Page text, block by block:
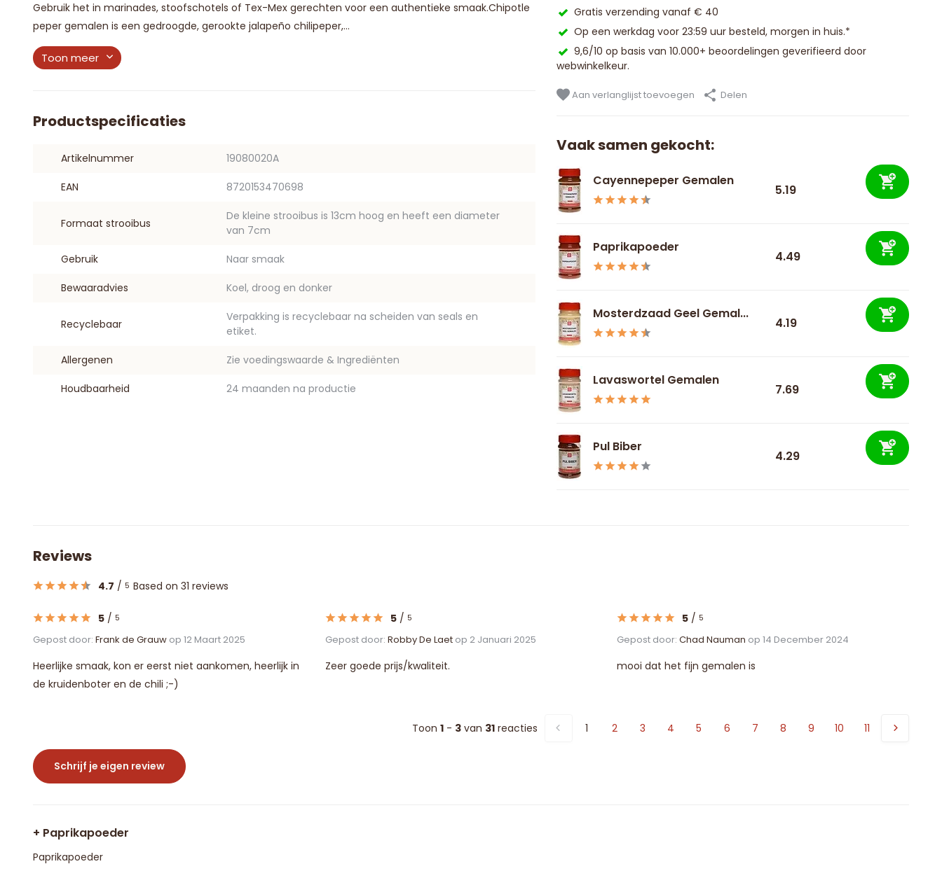
Gebruik het in marinades, stoofschotels of Tex-Mex gerechten voor een authentieke smaak.Chipotle
peper gemalen is een gedroogde, gerookte jalapeño chilipeper,...
Toon meer
Productspecificaties
Artikelnummer 19080020A
EAN 8720153470698
Formaat strooibus
De kleine strooibus is 13cm hoog en heeft een diameter
van 7cm
Gebruik Naar smaak
Bewaaradvies Koel, droog en donker
Recyclebaar
Verpakking is recyclebaar na scheiden van seals en
etiket.
Allergenen Zie voedingswaarde & Ingrediënten
Houdbaarheid 24 maanden na productie
Gratis verzending vanaf € 40
Op een werkdag voor 23:59 uur besteld, morgen in huis.*
9,6/10 op basis van 10.000+ beoordelingen geverifieerd door
webwinkelkeur.
Aan verlanglijst toevoegen Delen
Vaak samen gekocht:
Cayennepeper Gemalen
5.19
Paprikapoeder
4.49
Mosterdzaad Geel Gemal...
4.19
Lavaswortel Gemalen
7.69
Pul Biber
4.29
Reviews
4.7 / 5 Based on 31 reviews
5 / 5
Gepost door: Frank de Grauw op 12 Maart 2025
Heerlijke smaak, kon er eerst niet aankomen, heerlijk in
de kruidenboter en de chili ;-)
5/ 5
Gepost door: Robby De Laetop 2 Januari 2025
Zeer goede prijs/kwaliteit.
5 / 5
Gepost door:Chad Nauman op 14 December 2024
mooi dat het fijn gemalen is
Toon 1 - 3 van 31 reacties 1 2 3 4 5 6 7 8 9 10 11
Schrijf je eigen review
+ Paprikapoeder
Paprikapoeder